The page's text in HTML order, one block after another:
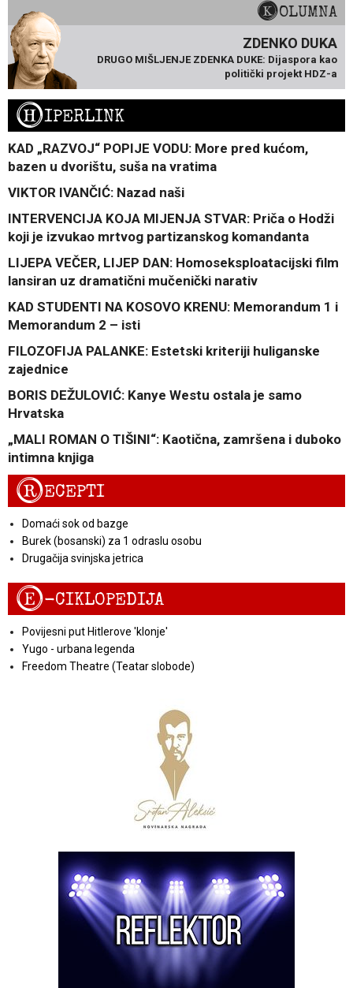
KOLUMNA
ZDENKO DUKA
DRUGO MIŠLJENJE ZDENKA DUKE: Dijaspora kao
politički projekt HDZ-a
HIPERLINK
KAD „RAZVOJ“ POPIJE VODU: More pred kućom,
bazen u dvorištu, suša na vratima
VIKTOR IVANČIĆ: Nazad naši
INTERVENCIJA KOJA MIJENJA STVAR: Priča o Hodži
koji je izvukao mrtvog partizanskog komandanta
LIJEPA VEČER, LIJEP DAN: Homoseksploatacijski film
lansiran uz dramatični mučenički narativ
KAD STUDENTI NA KOSOVO KRENU: Memorandum 1 i
Memorandum 2 – isti
FILOZOFIJA PALANKE: Estetski kriteriji huliganske
zajednice
BORIS DEŽULOVIĆ: Kanye Westu ostala je samo
Hrvatska
„MALI ROMAN O TIŠINI“: Kaotična, zamršena i duboko
intimna knjiga
RECEPTI
Domaći sok od bazge
Burek (bosanski) za 1 odraslu osobu
Drugačija svinjska jetrica
E-CIKLOPEDIJA
Povijesni put Hitlerove 'klonje'
Yugo - urbana legenda
Freedom Theatre (Teatar slobode)